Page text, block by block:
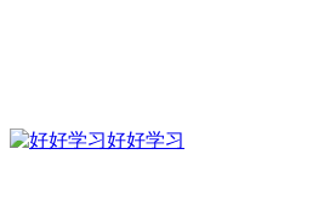
好好学习